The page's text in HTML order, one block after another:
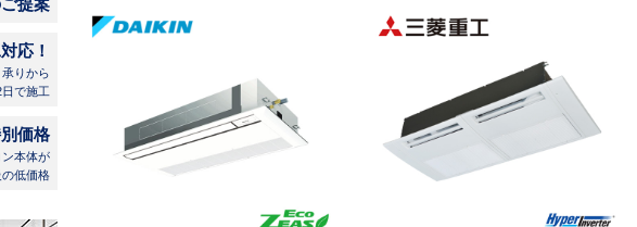
提案
応！
承りから
で施工
価格
ン本体が
低価格